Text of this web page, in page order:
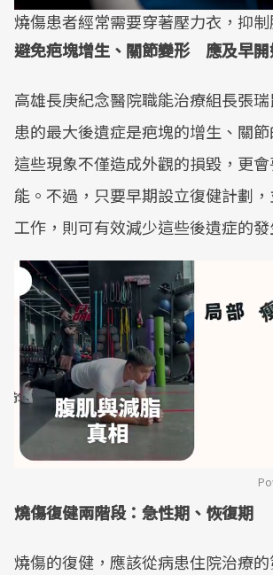
燒傷患者經常需要穿著壓力衣，抑制
避免疤塊增生、關節變形 應及早開
高雄長庚紀念醫院職能治療組長張
患的最大後遺症是疤塊的增生、關節
這些現象不僅造成外觀的損毀，更
能。不過，只要早期設立復健計劃
工作，則可有效減少這些後遺症的發
燒傷復健兩階段：急性期、恢復期
燒傷的復健，應該從病患住院治療